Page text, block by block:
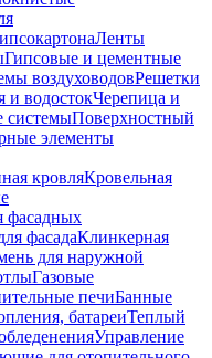
Ленты
Гипсовые и цементные
воздуховодовРешетки
и водостокЧерепица и
системыПоверхностный
элементы
кровляКровельная
фасадных
фасадаКлинкерная
для наружной
Газовые
печиБанные
батареиТеплый
Управление